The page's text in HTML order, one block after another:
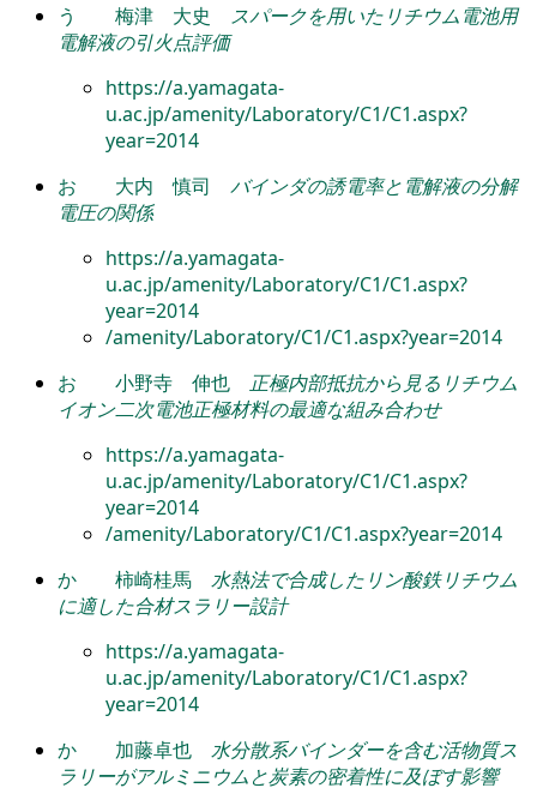
う
梅津 大史
スパークを用いたリチウム電池用
電解液の引火点評価
https://a.yamagata-
u.ac.jp/amenity/Laboratory/C1/C1.aspx?
year=2014
お
大内 慎司
バインダの誘電率と電解液の分解
電圧の関係
https://a.yamagata-
u.ac.jp/amenity/Laboratory/C1/C1.aspx?
year=2014
/amenity/Laboratory/C1/C1.aspx?year=2014
お
小野寺 伸也
正極内部抵抗から見るリチウム
イオン二次電池正極材料の最適な組み合わせ
https://a.yamagata-
u.ac.jp/amenity/Laboratory/C1/C1.aspx?
year=2014
/amenity/Laboratory/C1/C1.aspx?year=2014
か
柿崎桂馬
水熱法で合成したリン酸鉄リチウム
に適した合材スラリー設計
https://a.yamagata-
u.ac.jp/amenity/Laboratory/C1/C1.aspx?
year=2014
か
加藤卓也
水分散系バインダーを含む活物質ス
ラリーがアルミニウムと炭素の密着性に及ぼす影響